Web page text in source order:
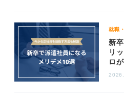
るプロセス」と考えることが
0
就職
新
リ
ロ